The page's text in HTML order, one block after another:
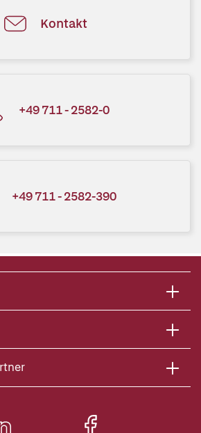
Kontakt
+49 711 - 2582-0
+49 711 - 2582-390